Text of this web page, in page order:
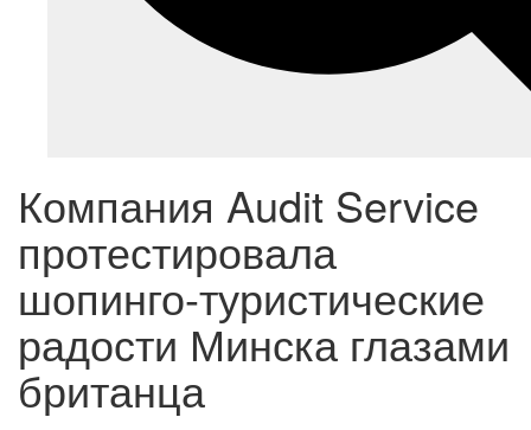
Компания Audit Service
протестировала
шопинго-туристические
радости Минска глазами
британца